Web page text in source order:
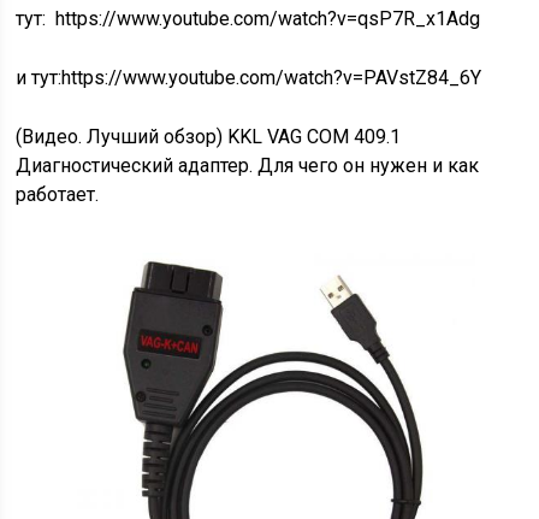
тут: https://www.youtube.com/watch?v=qsP7R_x1Adg
и тут:https://www.youtube.com/watch?v=PAVstZ84_6Y
(Видео. Лучший обзор) KKL VAG COM 409.1
Диагностический адаптер. Для чего он нужен и как
работает.